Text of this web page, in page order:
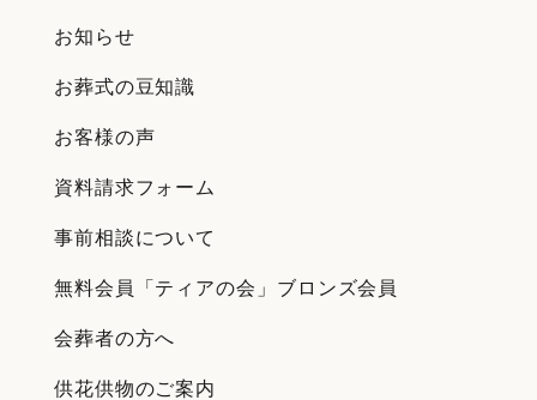
お知らせ
お葬式の豆知識
お客様の声
資料請求フォーム
事前相談について
無料会員「ティアの会」ブロンズ会員
会葬者の方へ
供花供物のご案内